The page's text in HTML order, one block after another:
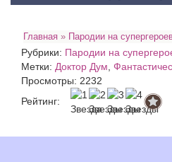
Главная » Пародии на
Рубрики: Пародии на
Метки: Доктор Дум
Просмотры: 2232
Рейтинг: